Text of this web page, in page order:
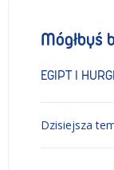
Mógłbyś
EGIPT I
Dzisiejsza